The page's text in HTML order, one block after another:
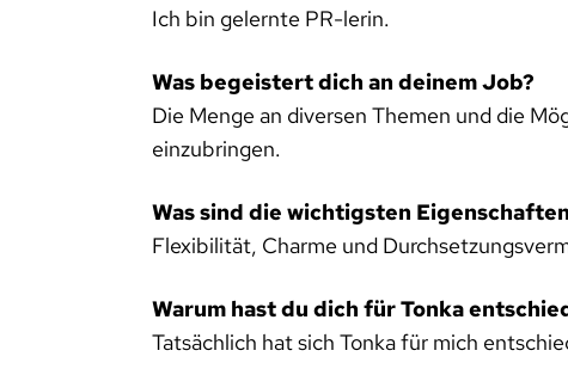
Ich bin gelernte PR-lerin.
Was begeistert dich an deinem Job?
Die Menge an diversen Themen und die
einzubringen.
Was sind die wichtigsten
Flexibilität, Charme und
Warum hast du dich für Tonka
Tatsächlich hat sich Tonka für mich